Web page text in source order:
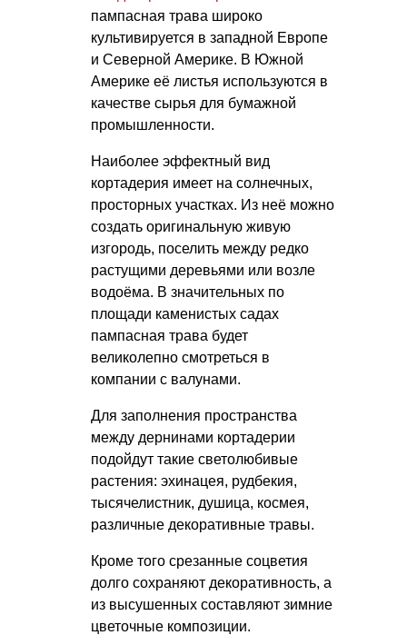
пампасная трава широко
культивируется в западной Европе
и Северной Америке. В Южной
Америке её листья используются в
качестве сырья для бумажной
промышленности.
Наиболее эффектный вид
кортадерия имеет на солнечных,
просторных участках. Из неё можно
создать оригинальную живую
изгородь, поселить между редко
растущими деревьями или возле
водоёма. В значительных по
площади каменистых садах
пампасная трава будет
великолепно смотреться в
компании с валунами.
Для заполнения пространства
между дернинами кортадерии
подойдут такие светолюбивые
растения: эхинацея, рудбекия,
тысячелистник, душица, космея,
различные декоративные травы.
Кроме того срезанные соцветия
долго сохраняют декоративность, а
из высушенных составляют зимние
цветочные композиции.